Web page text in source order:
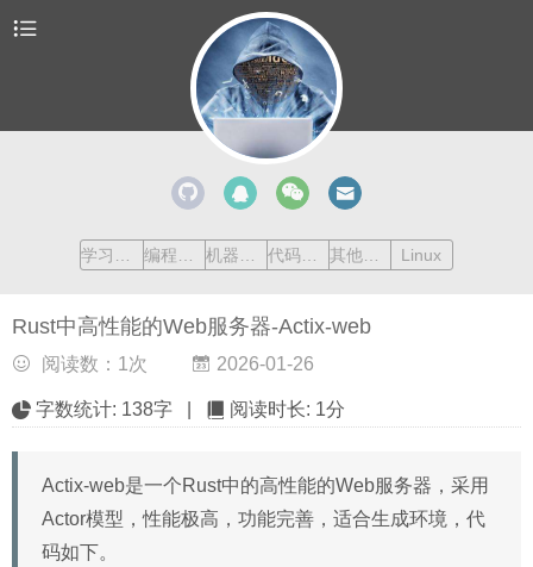
其他内容 Linux
Rust中高性能的Web服务器-Actix-web
阅读数： 1 次 2026-01-26
字数统计: 138字 阅读时长: 1分
Actix-web是一个Rust中的高性能的Web服务器，采用
Actor模型，性能极高，功能完善，适合生成环境，代
码如下。